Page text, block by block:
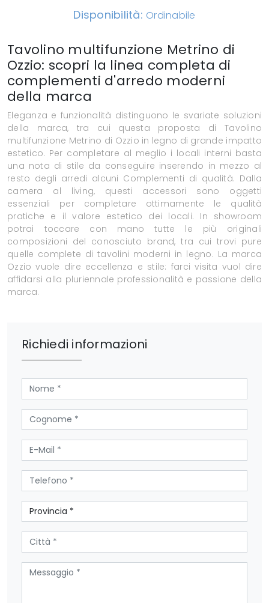
Disponibilità: Ordinabile
Tavolino multifunzione Metrino di
Ozzio: scopri la linea completa di
complementi d'arredo moderni
della marca
Eleganza e funzionalità distinguono le svariate soluzioni
della marca, tra cui questa proposta di Tavolino
multifunzione Metrino di Ozzio in legno di grande impatto
estetico. Per completare al meglio i locali interni basta
una nota di stile da conseguire inserendo in mezzo al
resto degli arredi alcuni Complementi di qualità. Dalla
camera al living, questi accessori sono oggetti
essenziali per completare ottimamente le qualità
pratiche e il valore estetico dei locali. In showroom
potrai toccare con mano tutte le più originali
composizioni del conosciuto brand, tra cui trovi pure
quelle complete di tavolini moderni in legno. La marca
Ozzio vuole dire eccellenza e stile: farci visita vuol dire
affidarsi alla pluriennale professionalità e passione della
marca.
Richiedi informazioni